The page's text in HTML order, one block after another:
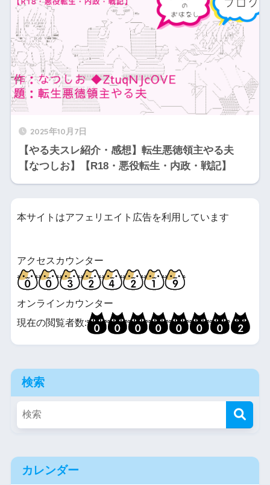
2025年10月7日
【やる夫スレ紹介・感想】転生悪徳領主やる夫
【なつしお】【R18・悪役転生・内政・戦記】
本サイトはアフェリエイト広告を利用しています
アクセスカウンター
オンラインカウンター
現在の閲覧者数:
検索
カレンダー